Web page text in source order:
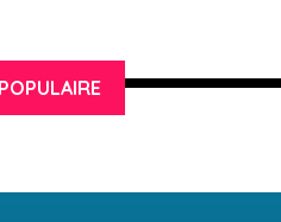
POPULAIRE